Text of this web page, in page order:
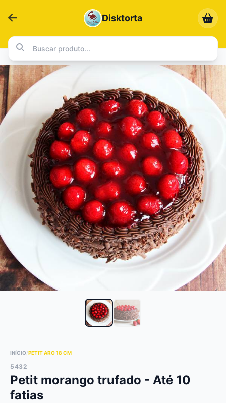
Disktorta
INÍCIO/PETIT ARO 18 CM
5432
Petit morango trufado - Até 10
fatias